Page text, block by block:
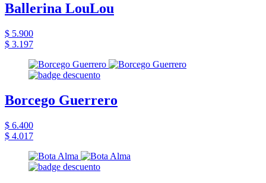
Ballerina LouLou
$ 5.900
$ 3.197
Borcego Guerrero
$ 6.400
$ 4.017